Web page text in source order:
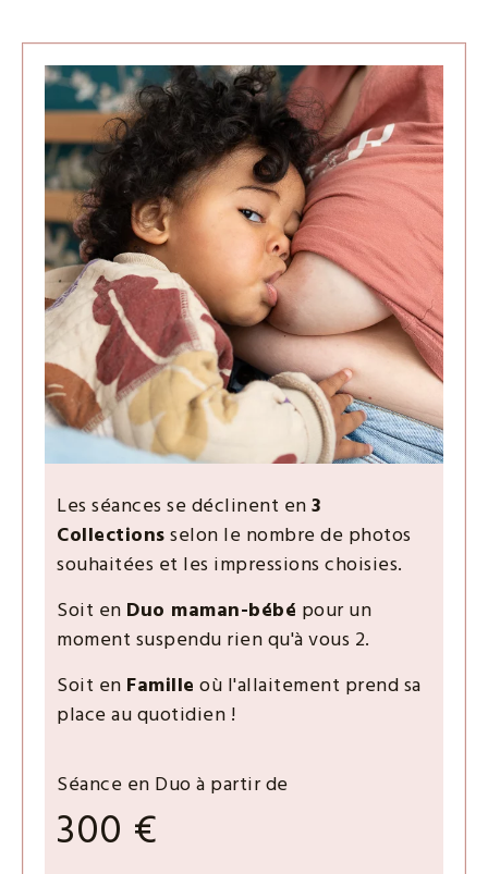
Les séances se déclinent en3
Collectionsselon le nombre de photos
souhaitées et les impressions choisies.
Soit en Duo maman-bébé pour un
moment suspendu rien qu'à vous 2.
Soit en Famille où l'allaitement prend sa
place au quotidien !
Séance en Duo à partir de
300 €